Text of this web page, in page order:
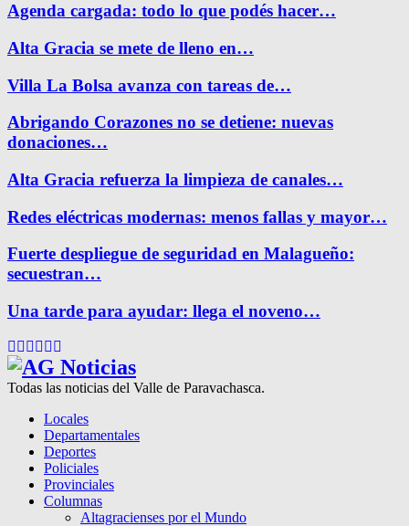
Agenda cargada: todo lo que podés hacer…
Alta Gracia se mete de lleno en…
Villa La Bolsa avanza con tareas de…
Abrigando Corazones no se detiene: nuevas
donaciones…
Alta Gracia refuerza la limpieza de canales…
Redes eléctricas modernas: menos fallas y mayor…
Fuerte despliegue de seguridad en Malagueño:
secuestran…
Una tarde para ayudar: llega el noveno…
Facebook
Twitter
Instagram
Pinterest
Google
Todas las noticias del Valle de Paravachasca.
Locales
Departamentales
Deportes
Policiales
Provinciales
Columnas
Altagracienses por el Mundo